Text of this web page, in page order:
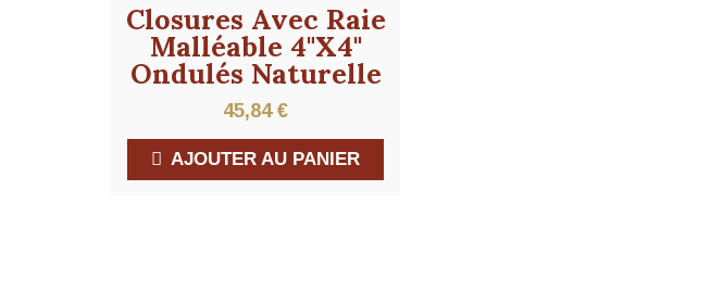
Closures Avec Raie
Malléable 4"x4"
Ondulés Naturelle
45,84€
AJOUTER AU PANIER